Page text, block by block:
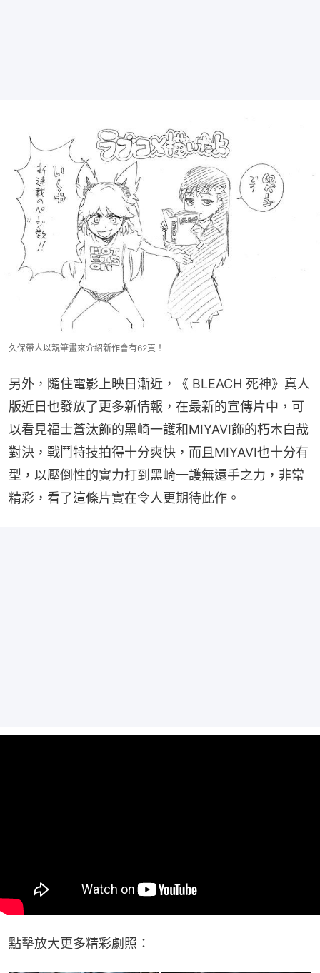
久保帶人以親筆畫來介紹新作會有62頁！
另外，隨住電影上映日漸近，《 BLEACH 死神》真人
版近日也發放了更多新情報，在最新的宣傳片中，可
以看見福士蒼汰飾的黑崎一護和MIYAVI飾的朽木白哉
對決，戰鬥特技拍得十分爽快，而且MIYAVI也十分有
型，以壓倒性的實力打到黑崎一護無還手之力，非常
精彩，看了這條片實在令人更期待此作。
點擊放大更多精彩劇照：